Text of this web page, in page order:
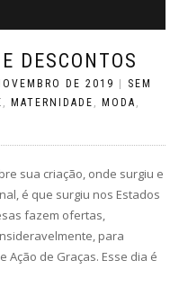
DESCONTOS
DE 2019 | SEM
MATERNIDADE MODA
sua criação, onde surgiu e
é que surgiu nos Estados
fazem ofertas,
para
Ação de Graças. Esse dia é